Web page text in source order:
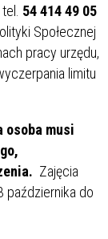
54 414 49 05
Społecznej
pracy urzędu,
limitu
osoba musi
Zajęcia
października do